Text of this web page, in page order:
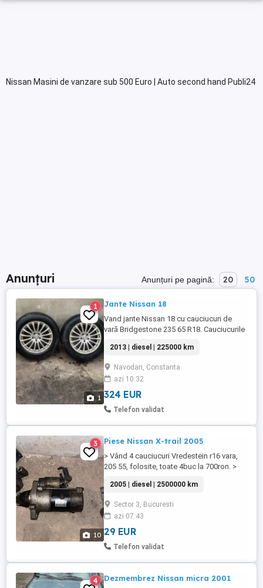
Nissan Masini de vanzare sub 500 Euro | Auto second hand Publi24
Anunțuri Anunțuri pe pagină: 20 50
1
1 Jante Nissan 18
Vand jante Nissan 18 cu cauciucuri de
vară Bridgestone 235 65 R18. Cauciucurile
2013 | diesel | 225000 km
Navodari, Constanta
azi 10:32
324 EUR
Telefon validat
10
3 Piese Nissan X-trail 2005
> Vând 4 cauciucuri Vredestein r16 vara,
205 55, folosite, toate 4buc la 700ron. >
1200 Ron. > Vând compresor nisan X trail
2005 la 700ron. > Vând electromotor
Nissan x-trail la 450ron. > Am mai multe
piese ce țin de motor. Pentru mai multe
detalii va rog sa sunați ...
2005 | diesel | 2500000 km
Sector 3, Bucuresti
azi 07:43
29 EUR
Telefon validat
4 Dezmembrez Nissan micra 2001